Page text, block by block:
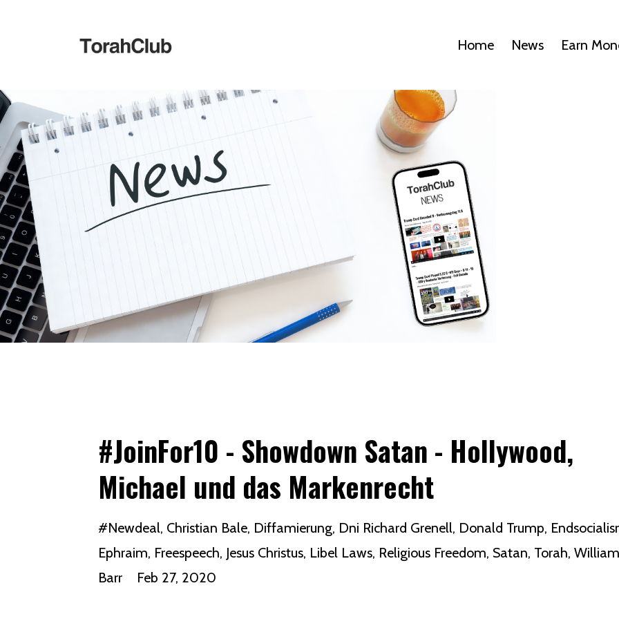
Home News Earn
#JoinFor10 - Showdown Satan - Hollywood,
Michael und das Markenrecht
#newdeal Christian Bale Diffamierung Dni Richard Grenell Donald Trump
Ephraim Freespeech Jesus Christus Libel Laws Religious Freedom Satan Torah William
Barr
Feb 27, 2020